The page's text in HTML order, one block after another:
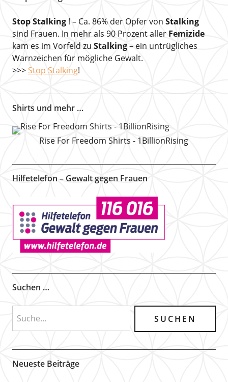
Stop Stalking! – Ca. 86% der Opfer von Stalking
sind Frauen. In mehr als 90 Prozent aller Femizide
kam es im Vorfeld zu Stalking– ein untrügliches
Warnzeichen für mögliche Gewalt.
>>> Stop Stalking!
Shirts und mehr …
Rise For Freedom Shirts - 1BillionRising
Hilfetelefon – Gewalt gegen Frauen
Suchen …
Neueste Beiträge